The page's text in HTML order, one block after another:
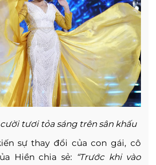
tươi tỏa sáng trên sân khấu
sự thay đổi của con gái, cô
Hiền chia sẻ: “Trước khi vào